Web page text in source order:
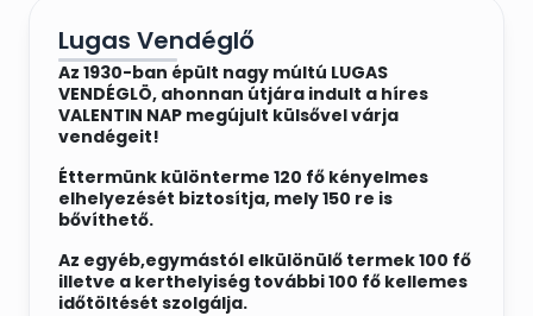
Lugas Vendéglő
Az 1930-ban épült nagy múltú LUGAS
VENDÉGLÖ, ahonnan útjára indult a híres
VALENTIN NAP megújult külsővel várja
vendégeit!
Éttermünk különterme 120 fő kényelmes
elhelyezését biztosítja, mely 150 re is
bővíthető.
Az egyéb,egymástól elkülönülő termek 100 fő
illetve a kerthelyiség további 100 fő kellemes
időtöltését szolgálja.